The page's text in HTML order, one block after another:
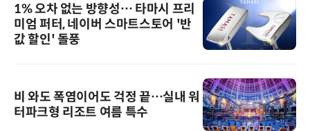
1% 오차 없는 방향성… 타마시 프리
미엄 퍼터, 네이버 스마트스토어 '반
값 할인' 돌풍
비 와도 폭염이어도 걱정 끝…실내 워
터파크형 리조트 여름 특수